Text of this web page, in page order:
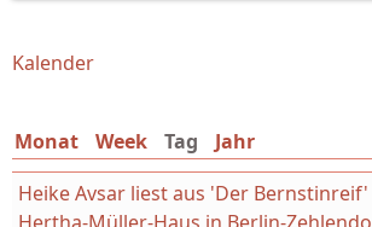
Sie sind hier
Kalender
Monat Week Tag (aktiver Reiter)
Jahr
Heike Avsar liest aus 'Der